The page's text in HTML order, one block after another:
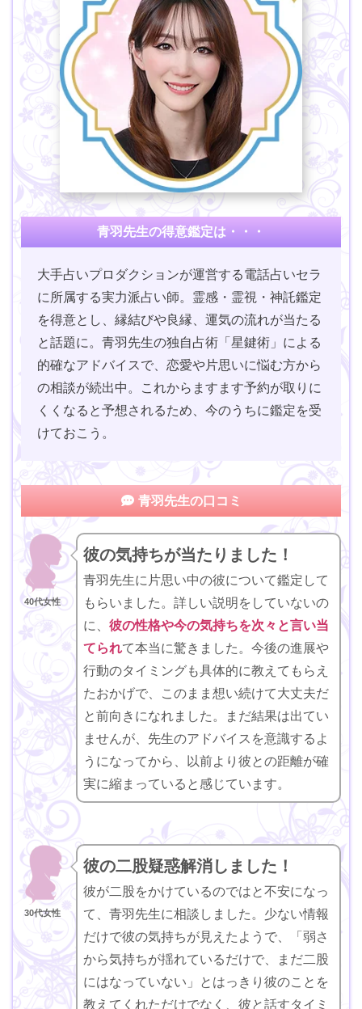
青羽先生の得意鑑定は・・・
大手占いプロダクションが運営する電話占いセラ
に所属する実力派占い師。霊感・霊視・神託鑑定
を得意とし、縁結びや良縁、運気の流れが当たる
と話題に。青羽先生の独自占術「星鍵術」による
的確なアドバイスで、恋愛や片思いに悩む方から
の相談が続出中。これからますます予約が取りに
くくなると予想されるため、今のうちに鑑定を受
けておこう。
青羽先生の口コミ
40代女性
彼の気持ちが当たりました！
青羽先生に片思い中の彼について鑑定して
もらいました。詳しい説明をしていないの
に、彼の性格や今の気持ちを次々と言い当
てられて本当に驚きました。今後の進展や
行動のタイミングも具体的に教えてもらえ
たおかげで、このまま想い続けて大丈夫だ
と前向きになれました。まだ結果は出てい
ませんが、先生のアドバイスを意識するよ
うになってから、以前より彼との距離が確
実に縮まっていると感じています。
30代女性
彼の二股疑惑解消しました！
彼が二股をかけているのではと不安になっ
て、青羽先生に相談しました。少ない情報
だけで彼の気持ちが見えたようで、「弱さ
から気持ちが揺れているだけで、まだ二股
にはなっていない」とはっきり彼のことを
教えてくれただけでなく、彼と話すタイミ